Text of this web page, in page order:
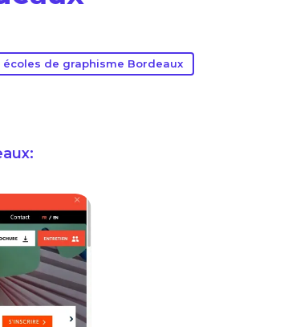
écoles de graphisme Bordeaux